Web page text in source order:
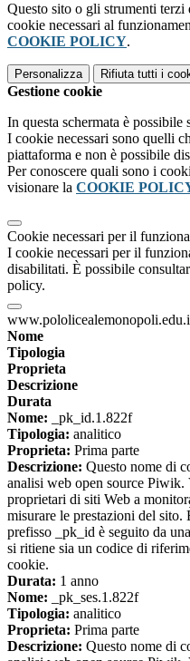
Questo sito o gli strumenti
cookie necessari al
COOKIE POLICY.
Personalizza Rifiuta tutti i
Gestione cookie
In questa schermata è
I cookie necessari sono quelli
piattaforma e non è possibile
Per conoscere quali sono i
visionare la COOKIE
Cookie necessari per il
I cookie necessari per il
disabilitati. È possibile
policy.
Nome
Tipologia
Proprieta
Descrizione
Durata
Nome: _pk_id.1.822f
Tipologia: analitico
Proprieta: Prima parte
Descrizione: Questo nome di
analisi web open source Piwik.
proprietari di siti Web a
misurare le prestazioni del
prefisso _pk_id è seguito da
si ritiene sia un codice di
cookie.
Durata: 1 anno
Nome: _pk_ses.1.822f
Tipologia: analitico
Proprieta: Prima parte
Descrizione: Questo nome di